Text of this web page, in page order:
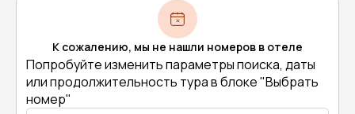
К сожалению, мы не нашли номеров в отеле
Попробуйте изменить параметры поиска, даты
или продолжительность тура в блоке "Выбрать
номер"